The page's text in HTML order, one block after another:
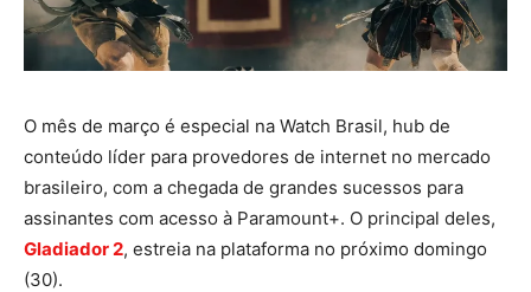
O mês de março é especial na Watch Brasil, hub de
conteúdo líder para provedores de internet no mercado
brasileiro, com a chegada de grandes sucessos para
assinantes com acesso à Paramount+. O principal deles,
Gladiador 2, estreia na plataforma no próximo domingo
(30).